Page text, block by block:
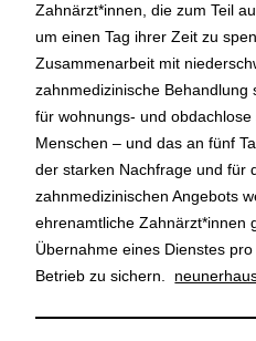
Zahnärzt*innen, die zum Teil
um einen Tag ihrer Zeit zu
Zusammenarbeit mit
zahnmedizinische Behandlung
für wohnungs- und
Menschen – und das an fünf
der starken Nachfrage und für
zahnmedizinischen Angebots
ehrenamtliche Zahnärzt*innen
Übernahme eines Dienstes
Betrieb zu sichern.